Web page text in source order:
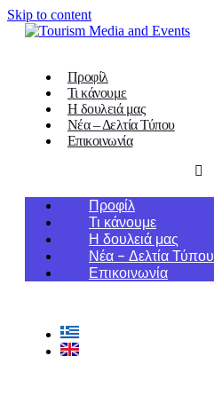
Skip to content
Προφίλ
Τι κάνουμε
Η δουλειά μας
Νέα – Δελτία Τύπου
Επικοινωνία
Προφίλ
Τι κάνουμε
Η δουλειά μας
Νέα – Δελτία Τύπου
Επικοινωνία